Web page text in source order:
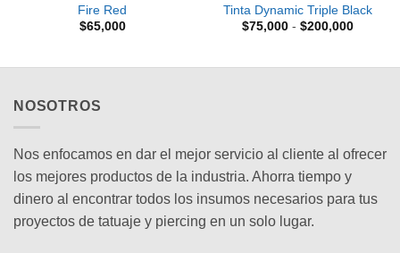
Fire Red
$65,000
Tinta Dynamic Triple Black
$75,000 - $200,000Rango
NOSOTROS
Nos enfocamos en dar el mejor servicio al cliente al ofrecer
los mejores productos de la industria. Ahorra tiempo y
dinero al encontrar todos los insumos necesarios para tus
proyectos de tatuaje y piercing en un solo lugar.